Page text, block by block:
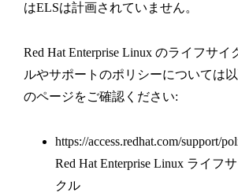
はELSは計画されていません。
Red Hat Enterprise Linux のライフサイ
ルやサポートのポリシーについては
のページをご確認ください:
https://access.redhat.com/support/
Red Hat Enterprise Linux ライフサ
クル